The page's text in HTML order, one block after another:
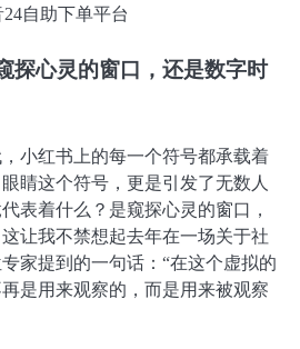
自助下单平台
探心灵的窗口，还是数字时
小红书上的每一个符号都承载着
睛这个符号，更是引发了无数人
表着什么？是窥探心灵的窗口，
让我不禁想起去年在一场关于社
家提到的一句话：“在这个虚拟的
是用来观察的，而是用来被观察